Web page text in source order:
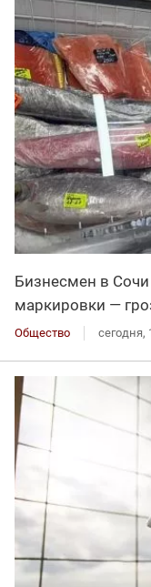
Бизнесмен в
маркировки —
Общество сегодня,